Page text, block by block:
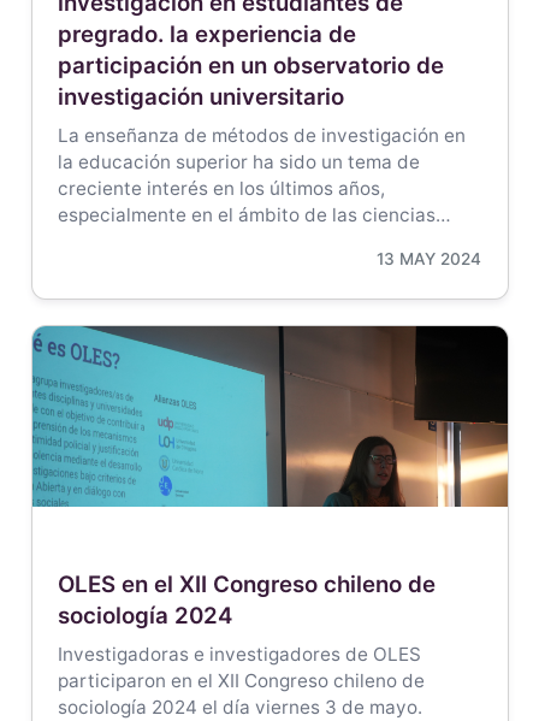
pregrado. la experiencia de
participación en un observatorio de
investigación universitario
La enseñanza de métodos de investigación en
la educación superior ha sido un tema de
creciente interés en los últimos años,
especialmente en el ámbito de las ciencias…
13 MAY 2024
OLES en el XII Congreso chileno de
sociología 2024
Investigadoras e investigadores de OLES
participaron en el XII Congreso chileno de
sociología 2024 el día viernes 3 de mayo.